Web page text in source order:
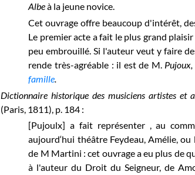
Albeà la jeune novice.
Cet ouvrage offre beaucoup d'intérêt,
Le premier acte a fait le plus grand
peu embrouillé. Si l'auteur veut y faire
rende très-agréable : il est de M. Pujoux,
famille.
Dictionnaire historique des musiciens artistes et
(Paris, 1811), p. 184 :
[Pujoulx] a fait représenter , au
aujourd‘hui théâtre Feydeau, Amélie,
de M Martini : cet ouvrage a eu plus de
à l'auteur du Droit du Seigneur, de